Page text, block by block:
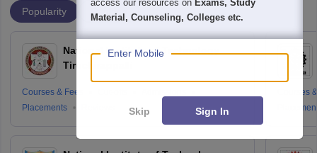
Popularity Ranking
National Institute of Technology
Tiruchirappalli
Courses & Fees
Placements
Courses
access our resources on Exams, Study
Material, Counseling, Colleges etc.
Enter Mobile
Skip Sign In